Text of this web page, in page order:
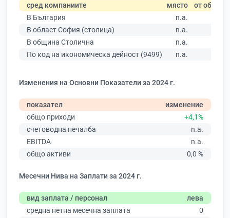
сред компаниите място от общо
В България
n.a.
В област София (столица)
n.a.
В община Столична
n.a.
По код на икономическа дейност (9499)
n.a.
Изменения на Основни Показатели за 2024 г.
показател
изменение
общо приходи
+4,1%
счетоводна печалба
n.a.
EBITDA
n.a.
общо активи
0,0 %
Месечни Нива на Заплати за 2024 г.
вид заплата / персонал
лева
средна нетна месечна заплата
0